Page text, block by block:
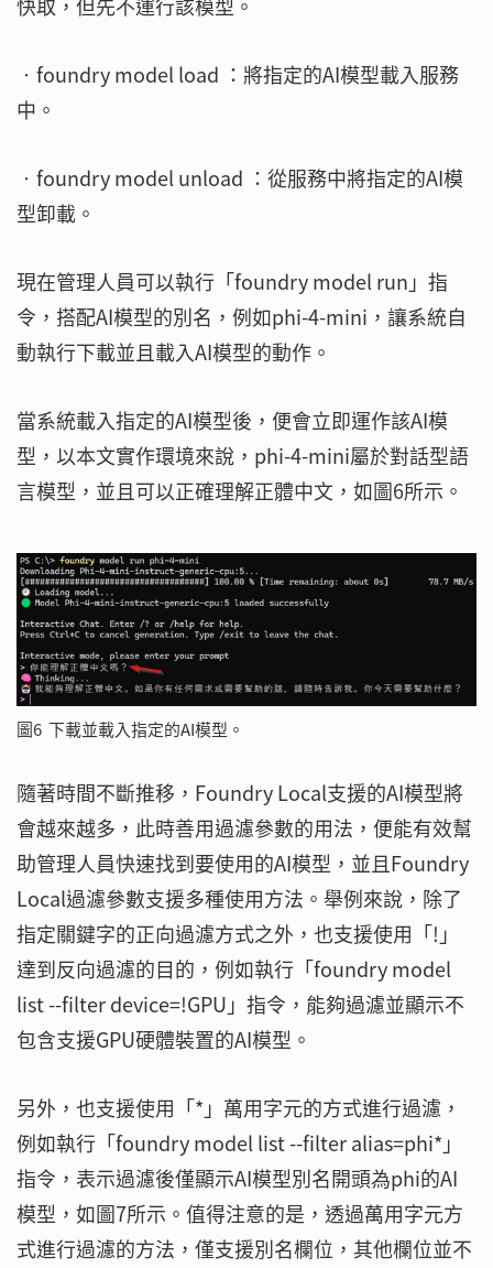
快取，但先不運行該模型。
‧foundry model load ：將指定的AI模型載入服務
中。
‧foundry model unload ：從服務中將指定的AI模
型卸載。
現在管理人員可以執行「foundry model run」指
令，搭配AI模型的別名，例如phi-4-mini，讓系統自
動執行下載並且載入AI模型的動作。
當系統載入指定的AI模型後，便會立即運作該AI模
型，以本文實作環境來說，phi-4-mini屬於對話型語
言模型，並且可以正確理解正體中文，如圖6所示。
圖6 下載並載入指定的AI模型。
隨著時間不斷推移，Foundry Local支援的AI模型將
會越來越多，此時善用過濾參數的用法，便能有效幫
助管理人員快速找到要使用的AI模型，並且Foundry
Local過濾參數支援多種使用方法。舉例來說，除了
指定關鍵字的正向過濾方式之外，也支援使用「!」
達到反向過濾的目的，例如執行「foundry model
list --filter device=!GPU」指令，能夠過濾並顯示不
包含支援GPU硬體裝置的AI模型。
另外，也支援使用「*」萬用字元的方式進行過濾，
例如執行「foundry model list --filter alias=phi*」
指令，表示過濾後僅顯示AI模型別名開頭為phi的AI
模型，如圖7所示。值得注意的是，透過萬用字元方
式進行過濾的方法，僅支援別名欄位，其他欄位並不